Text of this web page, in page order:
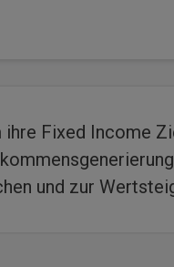
Fixed Income
und zur